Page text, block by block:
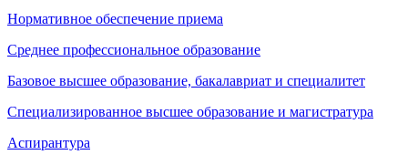
Нормативное обеспечение приема
Среднее профессиональное образование
Базовое высшее образование, бакалавриат и специалитет
Специализированное высшее образование и магистратура
Аспирантура